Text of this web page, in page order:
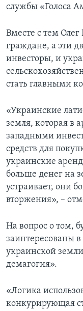
службы «Голоса
Вместе с тем Олег
граждане, а эти
инвесторы, и
стать главными
«Украинские
земля, которая в
западными
средств для
украинские
больше денег на
устраивает, они
вторжения», –
На вопрос о том,
заинтересованы
украинской
демагогия».
«Логика
конкурирующая